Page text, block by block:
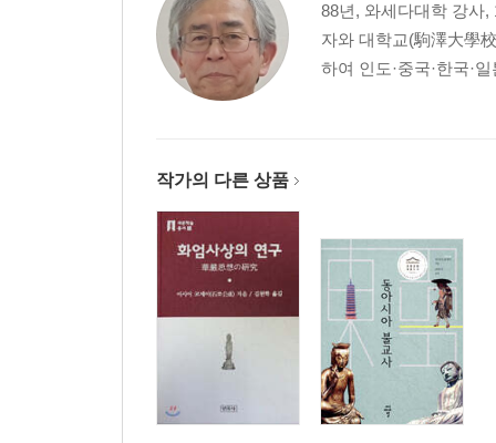
88년, 와세다대학 강사
자와 대학교(駒澤大學
하여 인도·중국·한국·
작가의 다른 상품